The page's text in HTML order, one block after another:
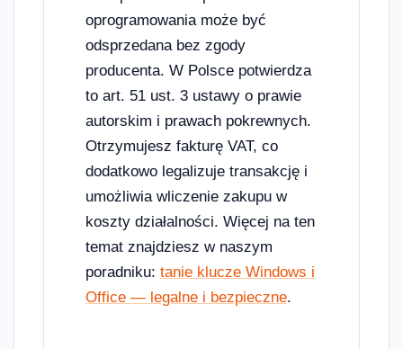
oprogramowania może być
odsprzedana bez zgody
producenta. W Polsce potwierdza
to art. 51 ust. 3 ustawy o prawie
autorskim i prawach pokrewnych.
Otrzymujesz fakturę VAT, co
dodatkowo legalizuje transakcję i
umożliwia wliczenie zakupu w
koszty działalności. Więcej na ten
temat znajdziesz w naszym
poradniku: tanie klucze Windows i
Office — legalne i bezpieczne.